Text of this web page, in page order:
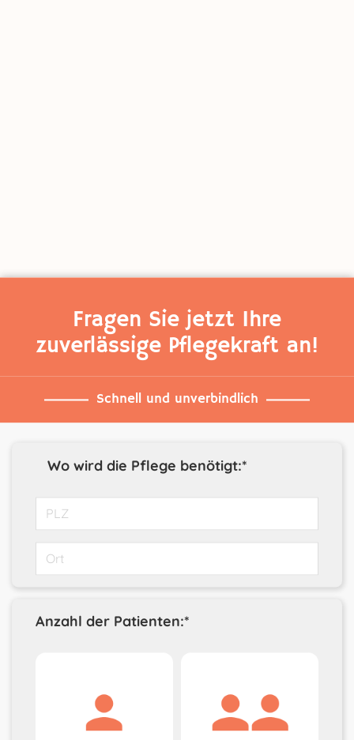
Fragen Sie jetzt Ihre
zuverlässige Pflegekraft an!
Schnell und unverbindlich
Wo wird die Pflege benötigt:*
Anzahl der Patienten:*